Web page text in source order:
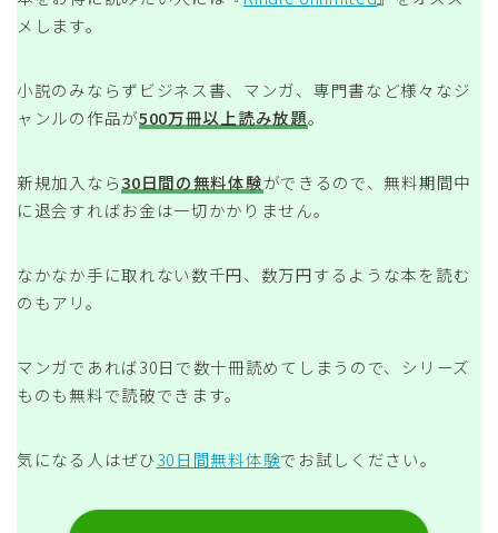
メします。
小説のみならずビジネス書、マンガ、専門書など様々なジ
ャンルの作品が500万冊以上読み放題。
新規加入なら30日間の無料体験ができるので、無料期間中
に退会すればお金は一切かかりません。
なかなか手に取れない数千円、数万円するような本を読む
のもアリ。
マンガであれば30日で数十冊読めてしまうので、シリーズ
ものも無料で読破できます。
気になる人はぜひ30日間無料体験でお試しください。